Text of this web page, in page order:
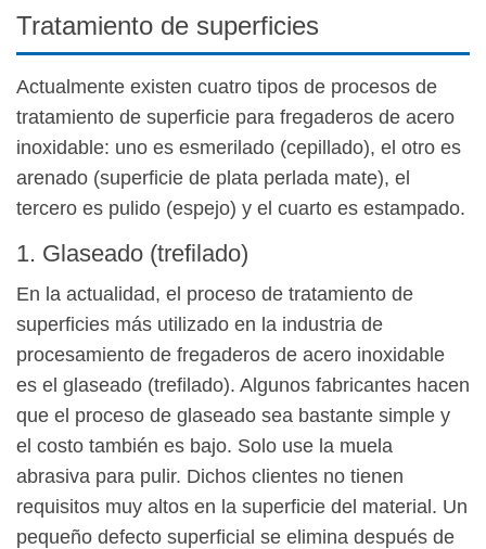
Tratamiento de superficies
Actualmente existen cuatro tipos de procesos de
tratamiento de superficie para fregaderos de acero
inoxidable: uno es esmerilado (cepillado), el otro es
arenado (superficie de plata perlada mate), el
tercero es pulido (espejo) y el cuarto es estampado.
1. Glaseado (trefilado)
En la actualidad, el proceso de tratamiento de
superficies más utilizado en la industria de
procesamiento de fregaderos de acero inoxidable
es el glaseado (trefilado). Algunos fabricantes hacen
que el proceso de glaseado sea bastante simple y
el costo también es bajo. Solo use la muela
abrasiva para pulir. Dichos clientes no tienen
requisitos muy altos en la superficie del material. Un
pequeño defecto superficial se elimina después de